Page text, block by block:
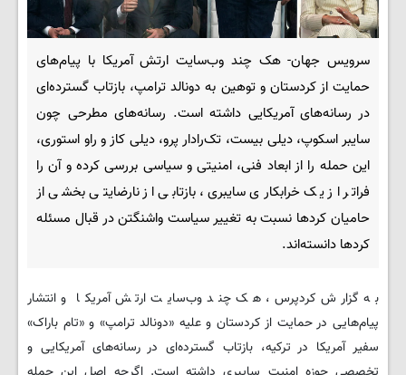
سرویس جهان- هک چند وب‌سایت ارتش آمریکا با پیام‌های
حمایت از کردستان و توهین به دونالد ترامپ، بازتاب گسترده‌ای
در رسانه‌های آمریکایی داشته است. رسانه‌های مطرحی چون
سایبر اسکوپ، دیلی بیست، تک‌رادار پرو، دیلی کاز و راو استوری،
این حمله را از ابعاد فنی، امنیتی و سیاسی بررسی کرده و آن را
فراتر از یک خرابکاری سایبری، بازتابی از نارضایتی بخشی از
حامیان کردها نسبت به تغییر سیاست واشنگتن در قبال مسئله
کردها دانسته‌اند.
به گزارش کردپرس، هک چند وب‌سایت ارتش آمریکا و انتشار
پیام‌هایی در حمایت از کردستان و علیه «دونالد ترامپ» و «تام باراک»
سفیر آمریکا در ترکیه، بازتاب گسترده‌ای در رسانه‌های آمریکایی و